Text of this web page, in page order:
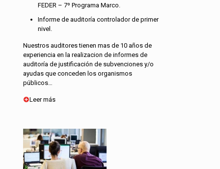
FEDER – 7º Programa Marco.
Informe de auditoría controlador de primer
nivel.
Nuestros auditores tienen mas de 10 años de
experiencia en la realizacion de informes de
auditoría de justificación de subvenciones y/o
ayudas que conceden los organismos
públicos…
Leer más